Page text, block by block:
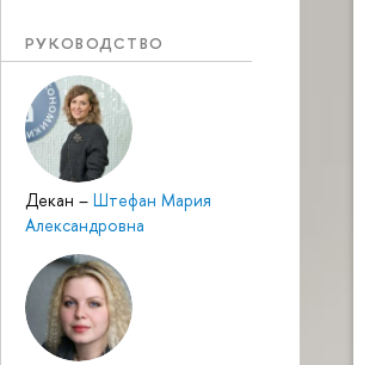
РУКОВОДСТВО
Декан – Штефан Мария
Александровна